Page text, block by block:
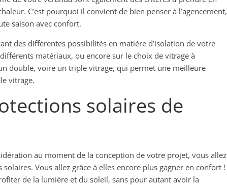
C’est pourquoi il convient de bien penser à l’agencement,
saison avec confort.
des différentes possibilités en matière d’isolation de votre
matériaux, ou encore sur le choix de vitrage à
double, voire un triple vitrage, qui permet une meilleure
vitrage.
solaires de
au moment de la conception de votre projet, vous allez
Vous allez grâce à elles encore plus gagner en confort !
de la lumière et du soleil, sans pour autant avoir la